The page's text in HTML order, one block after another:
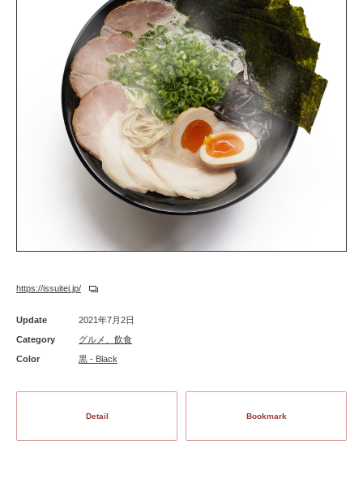
https://issuitei.jp/
Update
2021年7月2日
Category
グルメ、飲食
Color
黒 - Black
Detail Bookmark